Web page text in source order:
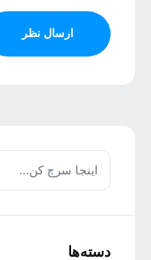
ارسال نظر
دسته‌ها